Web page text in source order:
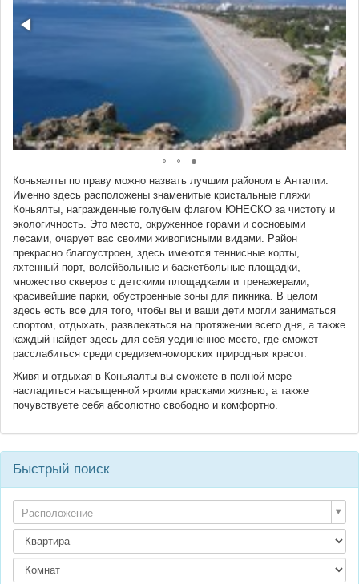
Коньяалты по праву можно назвать лучшим районом в Анталии.
Именно здесь расположены знаменитые кристальные пляжи
Коньялты, награжденные голубым флагом ЮНЕСКО за чистоту и
экологичность. Это место, окруженное горами и сосновыми
лесами, очарует вас своими живописными видами. Район
прекрасно благоустроен, здесь имеются теннисные корты,
яхтенный порт, волейбольные и баскетбольные площадки,
множество скверов с детскими площадками и тренажерами,
красивейшие парки, обустроенные зоны для пикника. В целом
здесь есть все для того, чтобы вы и ваши дети могли заниматься
спортом, отдыхать, развлекаться на протяжении всего дня, а также
каждый найдет здесь для себя уединенное место, где сможет
расслабиться среди средиземноморских природных красот.
Живя и отдыхая в Коньяалты вы сможете в полной мере
насладиться насыщенной яркими красками жизнью, а также
почувствуете себя абсолютно свободно и комфортно.
Быстрый поиск
Расположение